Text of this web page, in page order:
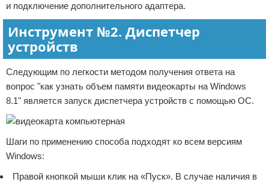
и подключение дополнительного адаптера.
Инструмент №2. Диспетчер
устройств
Следующим по легкости методом получения ответа на
вопрос "как узнать объем памяти видеокарты на Windows
8.1" является запуск диспетчера устройств с помощью ОС.
Шаги по применению способа подходят ко всем версиям
Windows:
Правой кнопкой мыши клик на «Пуск». В случае наличия в